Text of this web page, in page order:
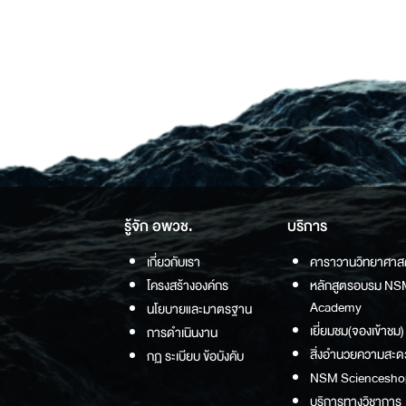
รู้จัก อพวช.
เกี่ยวกับเรา
โครงสร้างองค์กร
นโยบายและมาตรฐาน
การดำเนินงาน
กฏ ระเบียบ ข้อบังคับ
บริการ
คาราวานวิทยาศา
หลักสูตรอบรม
Academy
เยี่ยมชม(จองเข้าชม)
สิ่งอำนวยความสะ
NSM
บริการทางวิชาการ